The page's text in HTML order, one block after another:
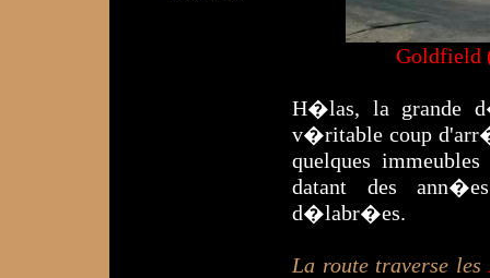
Goldfield
H�las, la grande
v�ritable coup
quelques
datant des
d�labr�es.
La route traverse les